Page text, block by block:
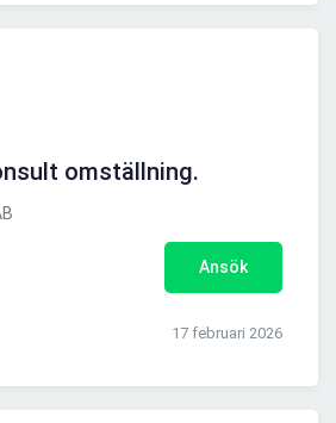
omställning.
Ansök
17 februari 2026